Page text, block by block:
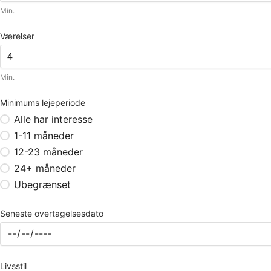
Min.
Værelser
Min.
Minimums lejeperiode
Alle har interesse
1-11 måneder
12-23 måneder
24+ måneder
Ubegrænset
Seneste overtagelsesdato
Livsstil